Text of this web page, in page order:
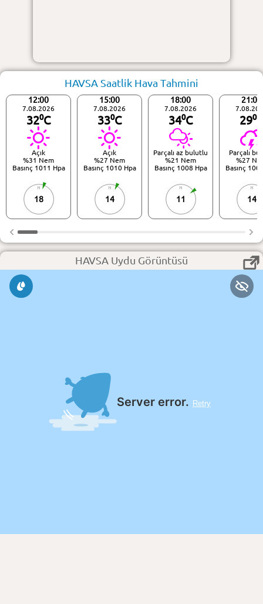
HAVSA Saatlik Hava Tahmini
12:00
7.08.2026
32⁰C
Açık
%31 Nem
Basınç 1011 Hpa
18
15:00
7.08.2026
33⁰C
Açık
%27 Nem
Basınç 1010 Hpa
14
18:00
7.08.2026
34⁰C
Parçalı az bulutlu
%21 Nem
Basınç 1008 Hpa
11
21:00
29⁰C
Parçalı
%27
Basınç
14
HAVSA Uydu Görüntüsü